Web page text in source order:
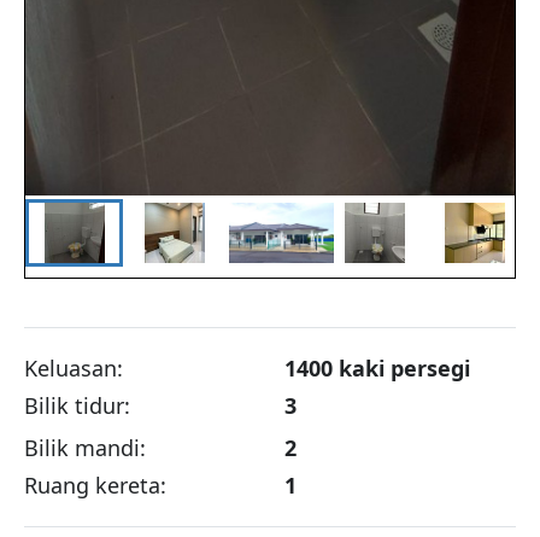
Keluasan: 1400 kaki persegi
Bilik tidur:
3
Bilik mandi:
2
Ruang kereta:
1